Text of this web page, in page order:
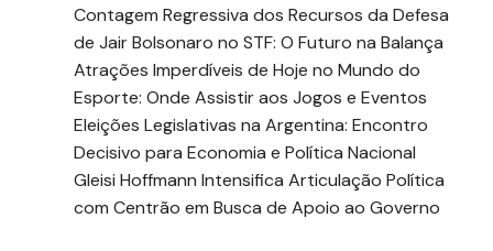
Contagem Regressiva dos Recursos da Defesa
de Jair Bolsonaro no STF: O Futuro na Balança
Atrações Imperdíveis de Hoje no Mundo do
Esporte: Onde Assistir aos Jogos e Eventos
Eleições Legislativas na Argentina: Encontro
Decisivo para Economia e Política Nacional
Gleisi Hoffmann Intensifica Articulação Política
com Centrão em Busca de Apoio ao Governo